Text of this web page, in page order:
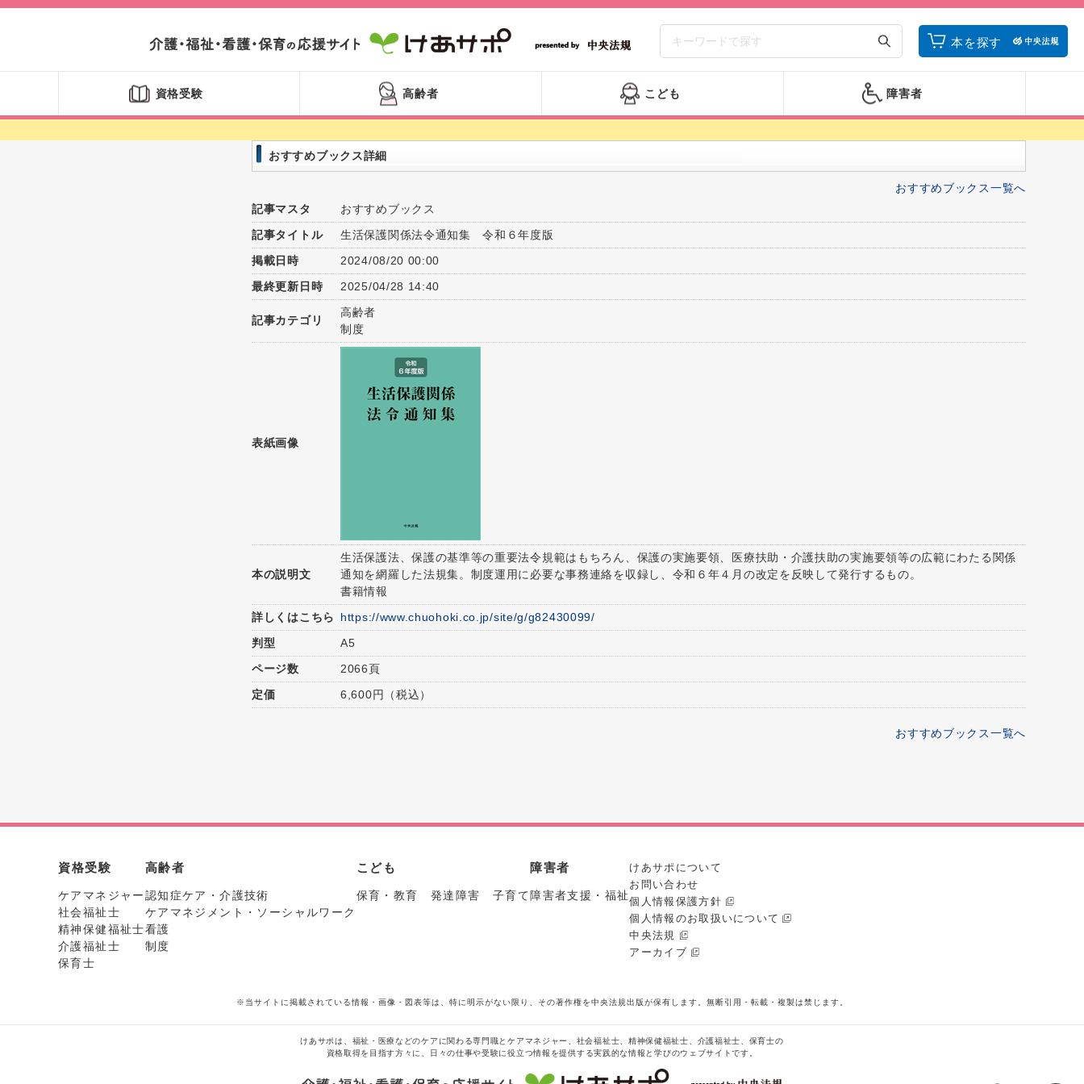
本を探す
資格受験 高齢者 こども 障害者
おすすめブックス詳細
おすすめブックス一覧へ
記事マスタ
おすすめブックス
記事タイトル
生活保護関係法令通知集 令和６年度版
掲載日時
2024/08/20 00:00
最終更新日時
2025/04/28 14:40
記事カテゴリ
高齢者
制度
表紙画像
本の説明文
生活保護法、保護の基準等の重要法令規範はもちろん、保護の実施要領、医療扶助・介護扶助の実施要領等の広範にわたる関係
通知を網羅した法規集。制度運用に必要な事務連絡を収録し、令和６年４月の改定を反映して発行するもの。
書籍情報
詳しくはこちら
https://www.chuohoki.co.jp/site/g/g82430099/
判型
A5
ページ数
2066頁
定価
6,600円（税込）
おすすめブックス一覧へ
資格受験
ケアマネジャー
社会福祉士
精神保健福祉士
介護福祉士
保育士
高齢者
認知症ケア・介護技術
ケアマネジメント・ソーシャルワーク
看護
制度
こども
保育・教育 発達障害 子育て
障害者
障害者支援・福祉
けあサポについて
お問い合わせ
個人情報保護方針
個人情報のお取扱いについて
中央法規
アーカイブ
※当サイトに掲載されている情報・画像・図表等は、特に明示がない限り、その著作権を中央法規出版が保有します。無断引用・転載・複製は禁じます。
けあサポは、福祉・医療などのケアに関わる専門職とケアマネジャー、社会福祉士、精神保健福祉士、介護福祉士、保育士の
資格取得を目指す方々に、日々の仕事や受験に役立つ情報を提供する実践的な情報と学びのウェブサイトです。